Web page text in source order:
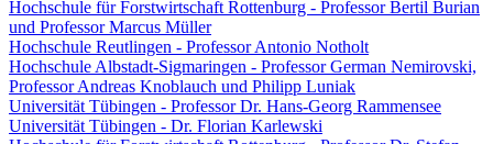
Hochschule für Forstwirtschaft Rottenburg - Professor Bertil Burian
und Professor Marcus Müller
Hochschule Reutlingen - Professor Antonio Notholt
Hochschule Albstadt-Sigmaringen - Professor German Nemirovski,
Professor Andreas Knoblauch und Philipp Luniak
Universität Tübingen - Professor Dr. Hans-Georg Rammensee
Universität Tübingen - Dr. Florian Karlewski